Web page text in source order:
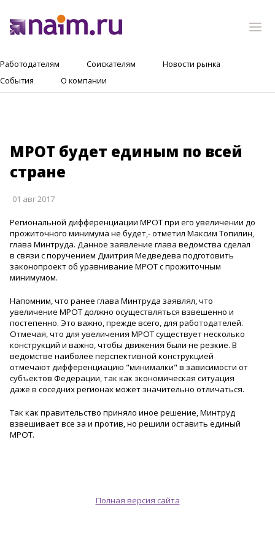
Работодателям Соискателям
Новости рынка
События
О компании
МРОТ будет единым по всей
стране
01 авг 2017
Региональной дифференциации МРОТ при его увеличении до
прожиточного минимума не будет,- отметил Максим Топилин,
глава Минтруда. Данное заявление глава ведомства сделал
в связи с поручением Дмитрия Медведева подготовить
законопроект об уравнивание МРОТ с прожиточным
минимумом.
Напомним, что ранее глава Минтруда заявлял, что
увеличение МРОТ должно осуществляться взвешенно и
постепенно. Это важно, прежде всего, для работодателей.
Отмечая, что для увеличения МРОТ существует несколько
конструкций и важно, чтобы движения были не резкие. В
ведомстве наиболее перспективной конструкцией
отмечают дифференциацию "минималки" в зависимости от
субъектов Федерации, так как экономическая ситуация
даже в соседних регионах может значительно отличаться.
Так как правительство приняло иное решение, Минтруд
взвешивает все за и против, но решили оставить единый
МРОТ.
Полная версия сайта